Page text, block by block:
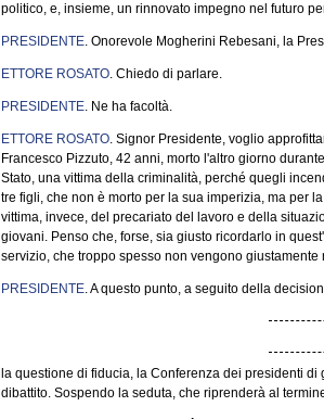
politico, e, insieme, un rinnovato impegno nel futuro
PRESIDENTE. Onorevole Mogherini Rebesani, la
ETTORE ROSATO. Chiedo di parlare.
PRESIDENTE. Ne ha facoltà.
ETTORE ROSATO. Signor Presidente, voglio
Francesco Pizzuto, 42 anni, morto l'altro giorno
Stato, una vittima della criminalità, perché quegli
tre figli, che non è morto per la sua imperizia, ma per
vittima, invece, del precariato del lavoro e della
giovani. Penso che, forse, sia giusto ricordarlo in
servizio, che troppo spesso non vengono giustamente
PRESIDENTE. A questo punto, a seguito della
la questione di fiducia, la Conferenza dei presidenti
dibattito. Sospendo la seduta, che riprenderà al